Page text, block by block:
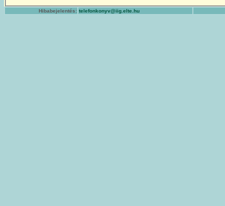
Hibabejelentés: telefonkonyv@iig.elte.hu